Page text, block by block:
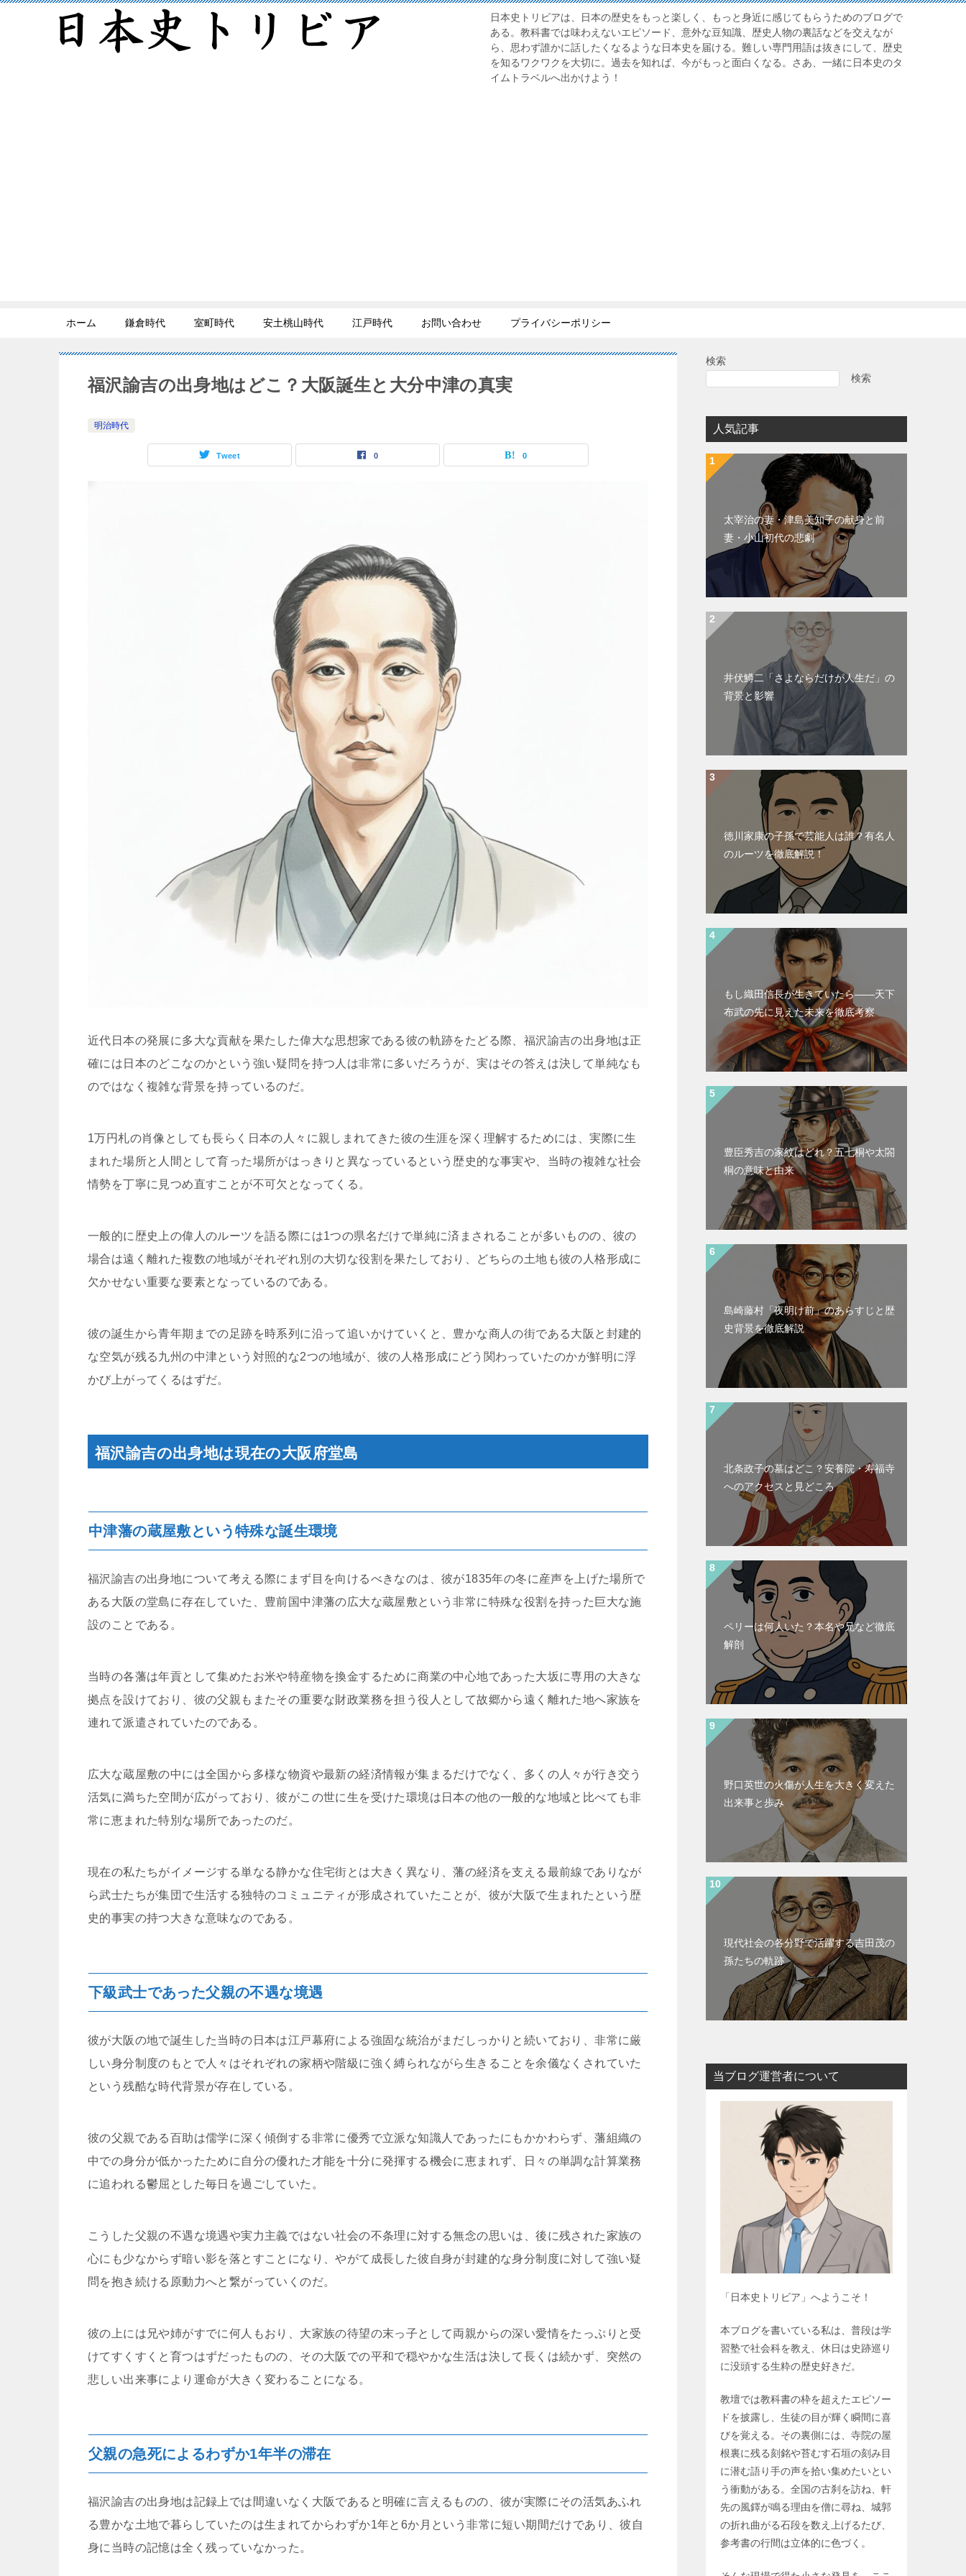
日本史トリビアは、日本の歴史をもっと楽しく、もっと身近に感じてもらうためのブログで
ある。教科書では味わえないエピソード、意外な豆知識、歴史人物の裏話などを交えなが
ら、思わず誰かに話したくなるような日本史を届ける。難しい専門用語は抜きにして、歴史
を知るワクワクを大切に。過去を知れば、今がもっと面白くなる。さあ、一緒に日本史のタ
イムトラベルへ出かけよう！
ホーム 鎌倉時代 室町時代 安土桃山時代 江戸時代 お問い合わせ プライバシーポリシー
福沢諭吉の出身地はどこ？大阪誕生と大分中津の真実
明治時代
Tweet 0 0
近代日本の発展に多大な貢献を果たした偉大な思想家である彼の軌跡をたどる際、福沢諭吉の出身地は正
確には日本のどこなのかという強い疑問を持つ人は非常に多いだろうが、実はその答えは決して単純なも
のではなく複雑な背景を持っているのだ。
1万円札の肖像としても長らく日本の人々に親しまれてきた彼の生涯を深く理解するためには、実際に生
まれた場所と人間として育った場所がはっきりと異なっているという歴史的な事実や、当時の複雑な社会
情勢を丁寧に見つめ直すことが不可欠となってくる。
一般的に歴史上の偉人のルーツを語る際には1つの県名だけで単純に済まされることが多いものの、彼の
場合は遠く離れた複数の地域がそれぞれ別の大切な役割を果たしており、どちらの土地も彼の人格形成に
欠かせない重要な要素となっているのである。
彼の誕生から青年期までの足跡を時系列に沿って追いかけていくと、豊かな商人の街である大阪と封建的
な空気が残る九州の中津という対照的な2つの地域が、彼の人格形成にどう関わっていたのかが鮮明に浮
かび上がってくるはずだ。
福沢諭吉の出身地は現在の大阪府堂島
中津藩の蔵屋敷という特殊な誕生環境
福沢諭吉の出身地について考える際にまず目を向けるべきなのは、彼が1835年の冬に産声を上げた場所で
ある大阪の堂島に存在していた、豊前国中津藩の広大な蔵屋敷という非常に特殊な役割を持った巨大な施
設のことである。
当時の各藩は年貢として集めたお米や特産物を換金するために商業の中心地であった大坂に専用の大きな
拠点を設けており、彼の父親もまたその重要な財政業務を担う役人として故郷から遠く離れた地へ家族を
連れて派遣されていたのである。
広大な蔵屋敷の中には全国から多様な物資や最新の経済情報が集まるだけでなく、多くの人々が行き交う
活気に満ちた空間が広がっており、彼がこの世に生を受けた環境は日本の他の一般的な地域と比べても非
常に恵まれた特別な場所であったのだ。
現在の私たちがイメージする単なる静かな住宅街とは大きく異なり、藩の経済を支える最前線でありなが
ら武士たちが集団で生活する独特のコミュニティが形成されていたことが、彼が大阪で生まれたという歴
史的事実の持つ大きな意味なのである。
下級武士であった父親の不遇な境遇
彼が大阪の地で誕生した当時の日本は江戸幕府による強固な統治がまだしっかりと続いており、非常に厳
しい身分制度のもとで人々はそれぞれの家柄や階級に強く縛られながら生きることを余儀なくされていた
という残酷な時代背景が存在している。
彼の父親である百助は儒学に深く傾倒する非常に優秀で立派な知識人であったにもかかわらず、藩組織の
中での身分が低かったために自分の優れた才能を十分に発揮する機会に恵まれず、日々の単調な計算業務
に追われる鬱屈とした毎日を過ごしていた。
こうした父親の不遇な境遇や実力主義ではない社会の不条理に対する無念の思いは、後に残された家族の
心にも少なからず暗い影を落とすことになり、やがて成長した彼自身が封建的な身分制度に対して強い疑
問を抱き続ける原動力へと繋がっていくのだ。
彼の上には兄や姉がすでに何人もおり、大家族の待望の末っ子として両親からの深い愛情をたっぷりと受
けてすくすくと育つはずだったものの、その大阪での平和で穏やかな生活は決して長くは続かず、突然の
悲しい出来事により運命が大きく変わることになる。
父親の急死によるわずか1年半の滞在
福沢諭吉の出身地は記録上では間違いなく大阪であると明確に言えるものの、彼が実際にその活気あふれ
る豊かな土地で暮らしていたのは生まれてからわずか1年と6か月という非常に短い期間だけであり、彼自
身に当時の記憶は全く残っていなかった。
検索
検索
人気記事
太宰治の妻・津島美知子の献身と前
妻・小山初代の悲劇
井伏鱒二「さよならだけが人生だ」の
背景と影響
徳川家康の子孫で芸能人は誰？有名人
のルーツを徹底解説！
もし織田信長が生きていたら――天下
布武の先に見えた未来を徹底考察
豊臣秀吉の家紋はどれ？五七桐や太閤
桐の意味と由来
島崎藤村「夜明け前」のあらすじと歴
史背景を徹底解説
北条政子の墓はどこ？安養院・寿福寺
へのアクセスと見どころ
ペリーは何人いた？本名や兄など徹底
解剖
野口英世の火傷が人生を大きく変えた
出来事と歩み
現代社会の各分野で活躍する吉田茂の
孫たちの軌跡
当ブログ運営者について
「日本史トリビア」へようこそ！
本ブログを書いている私は、普段は学
習塾で社会科を教え、休日は史跡巡り
に没頭する生粋の歴史好きだ。
教壇では教科書の枠を超えたエピソー
ドを披露し、生徒の目が輝く瞬間に喜
びを覚える。その裏側には、寺院の屋
根裏に残る刻銘や苔むす石垣の刻み目
に潜む語り手の声を拾い集めたいとい
う衝動がある。全国の古刹を訪ね、軒
先の風鐸が鳴る理由を僧に尋ね、城郭
の折れ曲がる石段を数え上げるたび、
参考書の行間は立体的に色づく。